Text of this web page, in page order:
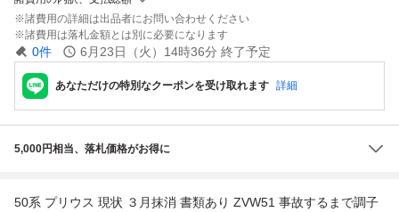
諸費用の詳細は出品者にお問い合わせください
諸費用は落札金額とは別に必要になります
0件 6月23日（火）14時36分 終了予定
あなただけの特別なクーポンを受け取れます 詳細
5,000円相当、落札価格がお得に
50系 プリウス 現状 ３月抹消 書類あり ZVW51 事故するまで調子